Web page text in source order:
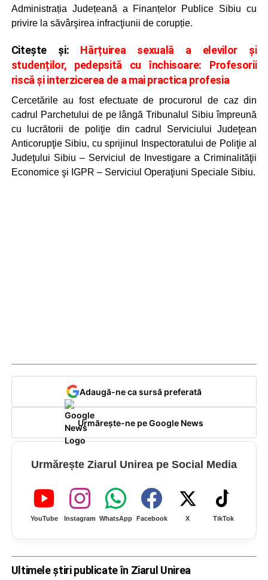
Administrația Județeană a Finanțelor Publice Sibiu cu
privire la săvârşirea infracţiunii de corupție.
Citește și: Hărțuirea sexuală a elevilor și
studenților, pedepsită cu închisoare: Profesorii
riscă și interzicerea de a mai practica profesia
Cercetările au fost efectuate de procurorul de caz din
cadrul Parchetului de pe lângă Tribunalul Sibiu împreună
cu lucrătorii de poliţie din cadrul Serviciului Judeţean
Anticorupţie Sibiu, cu sprijinul Inspectoratului de Poliţie al
Judeţului Sibiu – Serviciul de Investigare a Criminalităţii
Economice şi IGPR – Serviciul Operaţiuni Speciale Sibiu.
Adaugă-ne ca sursă preferată
Urmărește-ne pe Google News
Urmărește Ziarul Unirea pe Social Media
YouTube Instagram WhatsApp Facebook X TikTok
Ultimele știri publicate în Ziarul Unirea